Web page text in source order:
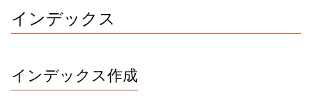
インデックス
インデックス作成